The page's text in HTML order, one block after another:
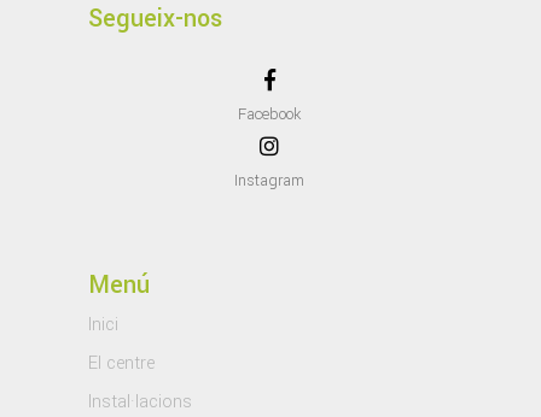
Segueix-nos
Facebook
Instagram
Menú
Inici
El centre
Instal·lacions